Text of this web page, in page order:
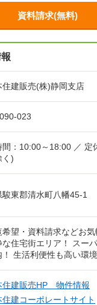
資料請求(無料)
住建販売(株)静岡支店
023
間：10:00～18:00 ／ 定
く)
駿東郡清水町八幡45-1
望・資料請求などお
住宅街エリア！ スー
！ 生活利便性も高い環
住建販売HP 物件情報
住建コーポレートサイト